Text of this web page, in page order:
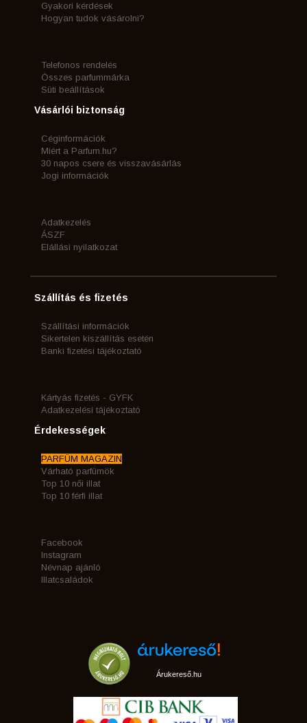
Gyakori kérdések
Hogyan tudok vásárolni?
Telefonos rendelés
Összes parfummárka
Süti beállítások
Vásárlói biztonság
Céginformációk
Miért a Parfum.hu?
30 napos csere és visszavásárlás
Jogi információk
Adatkezelés
ÁSZF
Elállási nyilatkozat
Szállítás és fizetés
Szállítási információk
Sikertelen kiszállítás esetén
Banki fizetési tájékoztató
Kártyás fizetés - GYFK
Adatkezelési tájékoztató
Érdekességek
PARFÜM MAGAZIN
Várható parfümök
Top 10 női illat
Top 10 férfi illat
Facebook
Instagram
Névnap ajánló
Illatcsaládok
Árukereső.hu